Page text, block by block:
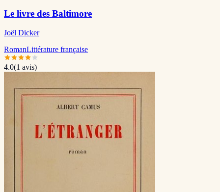
Le livre des Baltimore
Joël Dicker
RomanLittérature française
4.0(1 avis)